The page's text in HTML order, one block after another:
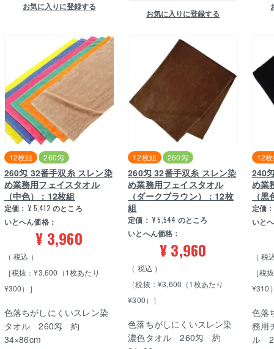
お気に入りに登録する
お気に入りに登録する
12枚組 260匁
260匁 32番手双糸 スレン染
め業務用フェイスタオル
（中色）：12枚組
定価： ¥ 5,412 のところ
いとへん価格：
¥ 3,960
税込
［税抜：¥3,600（1枚あたり
¥300）］
色落ちがしにくいスレン染
タオル 260匁 約
34×86cm
12枚組 260匁
260匁 32番手双糸 スレン染
め業務用フェイスタオル
（ダークブラウン）：12枚
組
定価： ¥ 5,544 のところ
いとへん価格：
¥3,960
税込
［税抜：¥3,600（1枚あたり
¥300）］
色落ちがしにくいスレン染
濃色タオル 260匁 約
12
240
め業
（
定価：
いと
税
［税
¥310
色落
務用
ル